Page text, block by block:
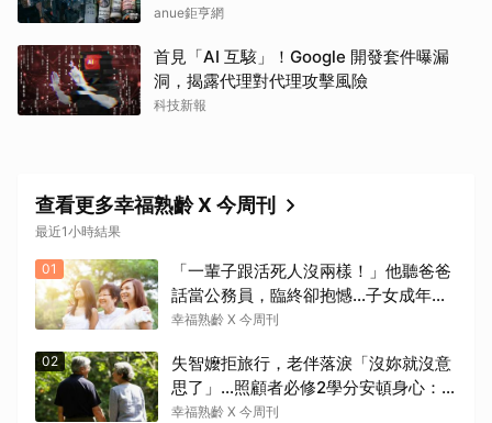
anue鉅亨網
首見「AI 互駭」！Google 開發套件曝漏
洞，揭露代理對代理攻擊風險
科技新報
查看更多幸福熟齡 X 今周刊
最近1小時結果
01
「一輩子跟活死人沒兩樣！」他聽爸爸
話當公務員，臨終卻抱憾…子女成年
後，接納與欣賞就夠了
幸福熟齡 X 今周刊
02
失智嬤拒旅行，老伴落淚「沒妳就沒意
思了」…照顧者必修2學分安頓身心：
現在「這樣」就好了
幸福熟齡 X 今周刊